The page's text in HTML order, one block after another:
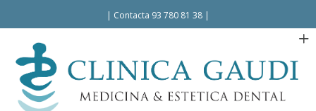
| Contacta 93 780 81 38 |